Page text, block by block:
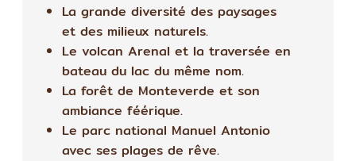
La grande diversité des paysages
et des milieux naturels.
Le volcan Arenal et la traversée en
bateau du lac du même nom.
La forêt de Monteverde et son
ambiance féérique.
Le parc national Manuel Antonio
avec ses plages de rêve.